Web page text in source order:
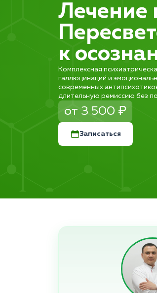
Лечение
к
Комплексная
галлюцинаций и
современных
длительную ремиссию без
от 3 500 ₽
Записаться